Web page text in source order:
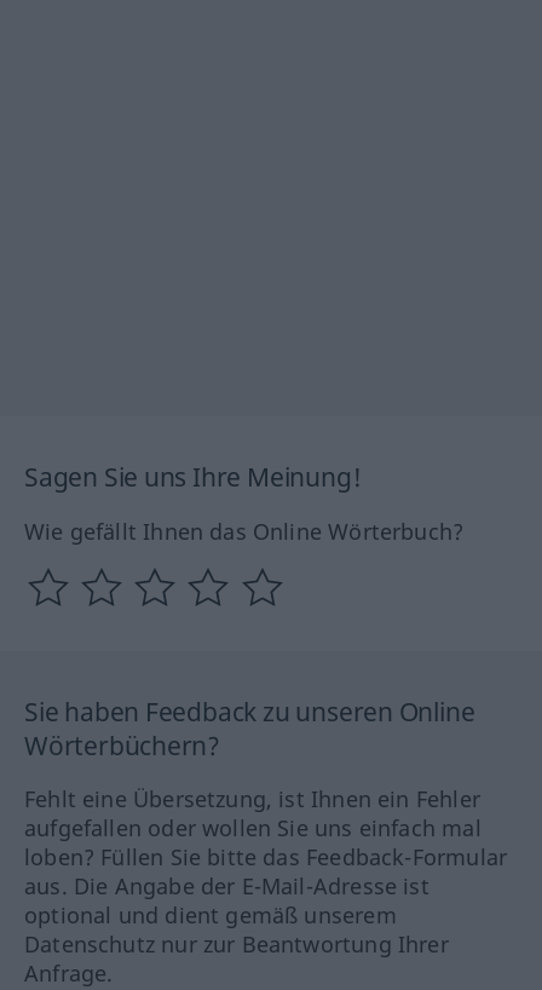
Sagen Sie uns Ihre Meinung!
Wie gefällt Ihnen das Online Wörterbuch?
Sie haben Feedback zu unseren Online
Wörterbüchern?
Fehlt eine Übersetzung, ist Ihnen ein Fehler
aufgefallen oder wollen Sie uns einfach mal
loben? Füllen Sie bitte das Feedback-Formular
aus. Die Angabe der E-Mail-Adresse ist
optional und dient gemäß unserem
Datenschutz nur zur Beantwortung Ihrer
Anfrage.